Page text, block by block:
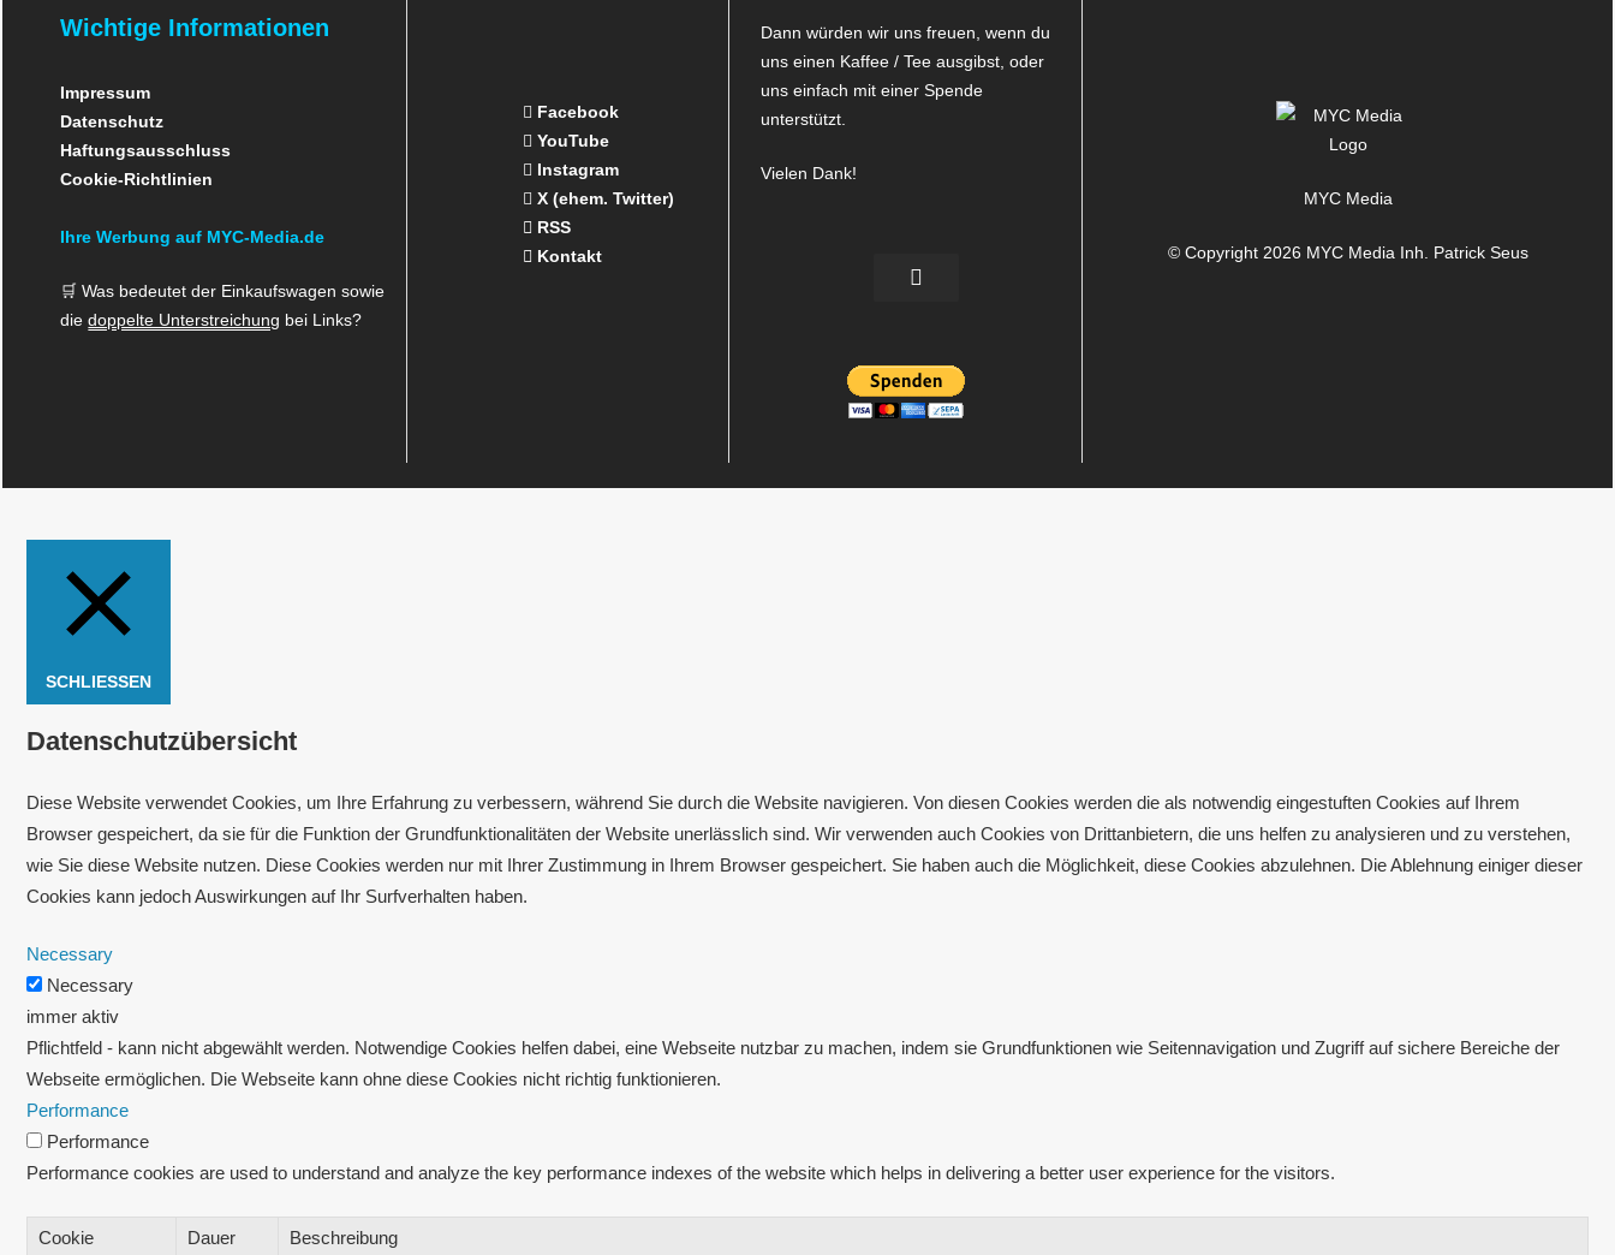
Wichtige Informationen
Impressum
Datenschutz
Haftungsausschluss
Cookie-Richtlinien
Ihre Werbung auf MYC-Media.de
🛒 Was bedeutet der Einkaufswagen sowie
diedoppelte Unterstreichung bei Links?
Facebook
YouTube
Instagram
X (ehem. Twitter)
RSS
Kontakt
Dann würden wir uns freuen, wenn du
uns einen Kaffee / Tee ausgibst, oder
uns einfach mit einer Spende
unterstützt.
Vielen Dank!
MYC Media
© Copyright 2026 MYC Media Inh. Patrick Seus
SCHLIESSEN
Datenschutzübersicht
Diese Website verwendet Cookies, um Ihre Erfahrung zu verbessern, während Sie durch die Website navigieren. Von diesen Cookies werden die als notwendig eingestuften Cookies auf Ihrem
Browser gespeichert, da sie für die Funktion der Grundfunktionalitäten der Website unerlässlich sind. Wir verwenden auch Cookies von Drittanbietern, die uns helfen zu analysieren und zu verstehen,
wie Sie diese Website nutzen. Diese Cookies werden nur mit Ihrer Zustimmung in Ihrem Browser gespeichert. Sie haben auch die Möglichkeit, diese Cookies abzulehnen. Die Ablehnung einiger dieser
Cookies kann jedoch Auswirkungen auf Ihr Surfverhalten haben.
Necessary
Necessary
immer aktiv
Pflichtfeld - kann nicht abgewählt werden. Notwendige Cookies helfen dabei, eine Webseite nutzbar zu machen, indem sie Grundfunktionen wie Seitennavigation und Zugriff auf sichere Bereiche der
Webseite ermöglichen. Die Webseite kann ohne diese Cookies nicht richtig funktionieren.
Performance
Performance
Performance cookies are used to understand and analyze the key performance indexes of the website which helps in delivering a better user experience for the visitors.
Cookie Dauer Beschreibung